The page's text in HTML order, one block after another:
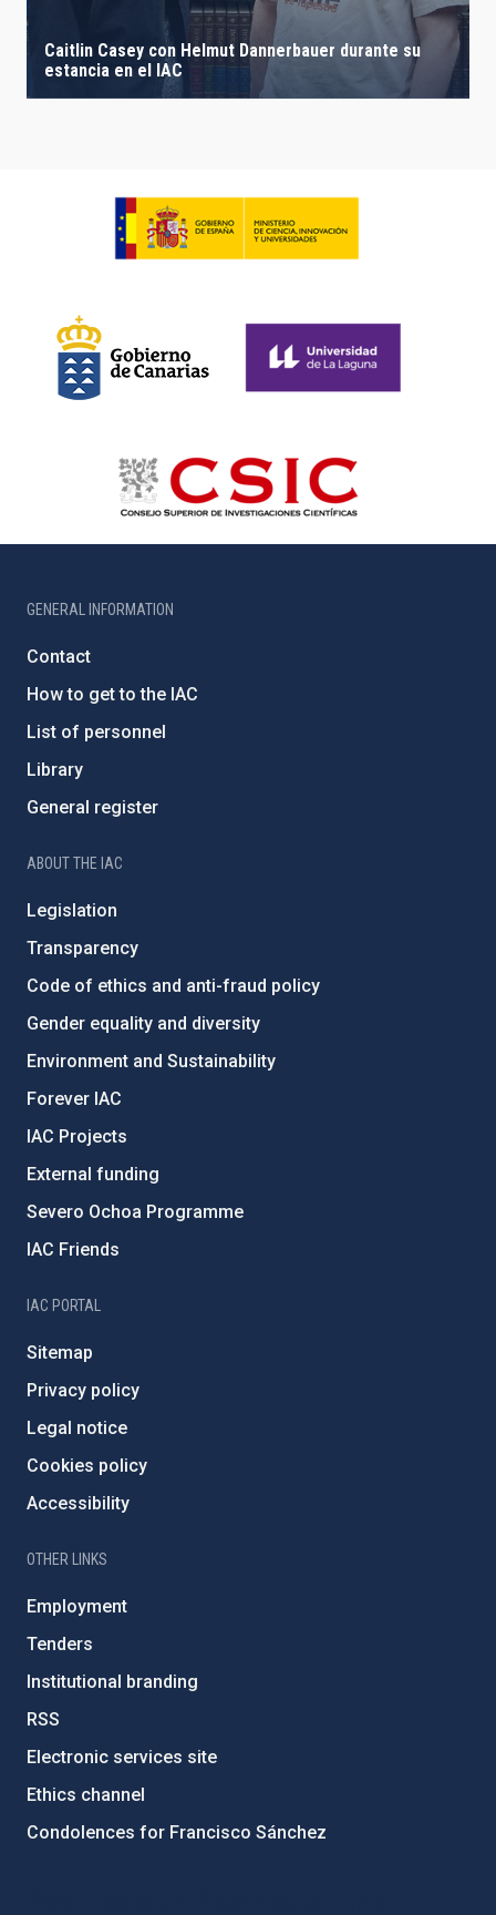
Caitlin Casey con Helmut Dannerbauer durante su
estancia en el IAC
GENERAL INFORMATION
Contact
How to get to the IAC
List of personnel
Library
General register
ABOUT THE IAC
Legislation
Transparency
Code of ethics and anti-fraud policy
Gender equality and diversity
Environment and Sustainability
Forever IAC
IAC Projects
External funding
Severo Ochoa Programme
IAC Friends
IAC PORTAL
Sitemap
Privacy policy
Legal notice
Cookies policy
Accessibility
OTHER LINKS
Employment
Tenders
Institutional branding
RSS
Electronic services site
Ethics channel
Condolences for Francisco Sánchez